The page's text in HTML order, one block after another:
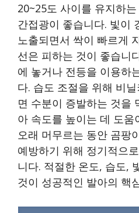
20~25도 사이를 유지하
간접광이 좋습니다. 빛이
노출되면서 싹이 빠르게
선은 피하는 것이 좋습니
에 놓거나 전등을 이용하
다. 습도 조절을 위해 비
면 수분이 증발하는 것을
아 속도를 높이는 데 도움
오래 머무르는 동안 곰팡
예방하기 위해 정기적으
니다. 적절한 온도, 습도,
것이 성공적인 발아의 핵